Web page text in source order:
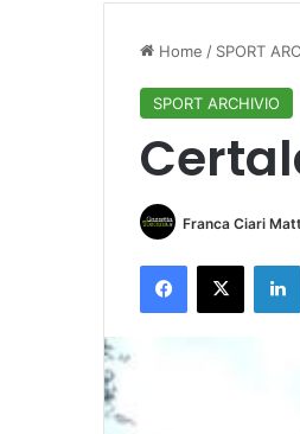
Home / SPORT
SPORT ARCHIVIO
Franca Ciari